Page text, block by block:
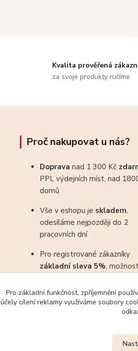
Kvalita prověřená
za svoje produkty ručíme
Proč nakupovat u nás?
Doprava nad 1 300 Kč
PPL výdejních míst, nad
domů
Vše v eshopu je skladem,
odesíláme nejpozději do 2
pracovních dní
Pro registrované zákazníky
základní sleva 5%,
Pro základní funkčnost, zpříjemnění
účely cílení reklamy využíváme soubory